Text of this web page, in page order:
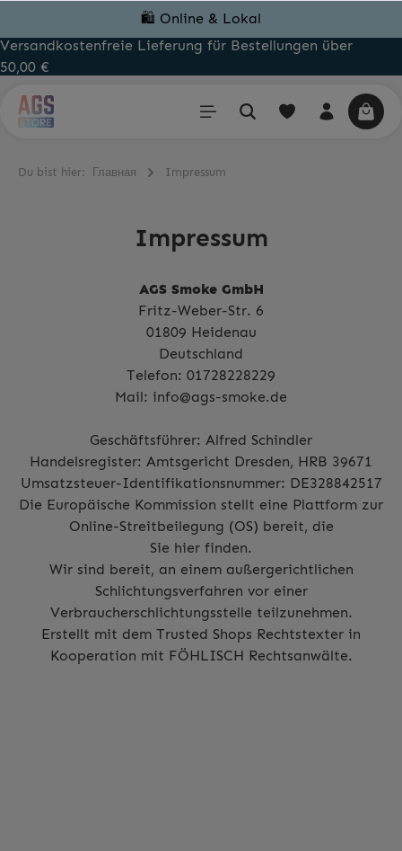
🛍️ Online & Lokal
Versandkostenfreie Lieferung für Bestellungen über
50,00 €
Du bist hier: Главная Impressum
Impressum
AGS Smoke GmbH
Fritz-Weber-Str. 6
01809 Heidenau
Deutschland
Telefon: 01728228229
Mail: info@ags-smoke.de
Geschäftsführer: Alfred Schindler
Handelsregister: Amtsgericht Dresden, HRB 39671
Umsatzsteuer-Identifikationsnummer: DE328842517
Die Europäische Kommission stellt eine Plattform zur
Online-Streitbeilegung (OS) bereit, die
Sie hier finden.
Wir sind bereit, an einem außergerichtlichen
Schlichtungsverfahren vor einer
Verbraucherschlichtungsstelle teilzunehmen.
Erstellt mit dem Trusted Shops Rechtstexter in
Kooperation mit FÖHLISCH Rechtsanwälte.